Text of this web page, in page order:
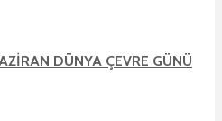
DÜNYA ÇEVRE GÜNÜ